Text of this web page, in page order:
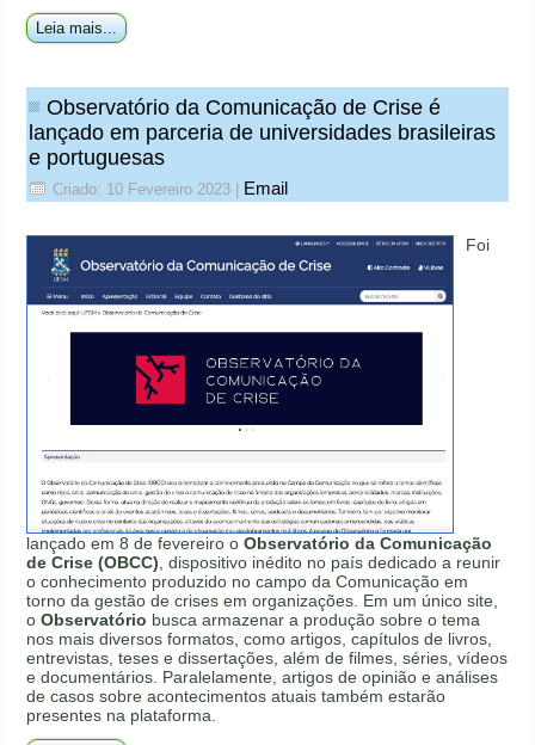
Leia mais...
Observatório da Comunicação de Crise é
lançado em parceria de universidades brasileiras
e portuguesas
Criado: 10 Fevereiro 2023 Email
Foi
lançado em 8 de fevereiro oObservatório da Comunicação
de Crise (OBCC), dispositivo inédito no país dedicado a reunir
o conhecimento produzido no campo da Comunicação em
torno da gestão de crises em organizações. Em um único site,
oObservatório busca armazenar a produção sobre o tema
nos mais diversos formatos, como artigos, capítulos de livros,
entrevistas, teses e dissertações, além de filmes, séries, vídeos
e documentários. Paralelamente, artigos de opinião e análises
de casos sobre acontecimentos atuais também estarão
presentes na plataforma.